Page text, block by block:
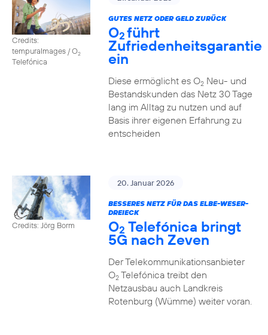
Credits:
tempuraImages / O2
Telefónica
GUTES NETZ ODER GELD ZURÜCK
O2führt
Zufriedenheitsgarantie
ein
Diese ermöglicht es O2Neu- und
Bestandskunden das Netz 30 Tage
lang im Alltag zu nutzen und auf
Basis ihrer eigenen Erfahrung zu
entscheiden
Credits: Jörg Borm
20. Januar 2026
BESSERES NETZ FÜR DAS ELBE-WESER-
DREIECK
O2 Telefónica bringt
5G nach Zeven
Der Telekommunikationsanbieter
O2Telefónica treibt den
Netzausbau auch Landkreis
Rotenburg (Wümme) weiter voran.